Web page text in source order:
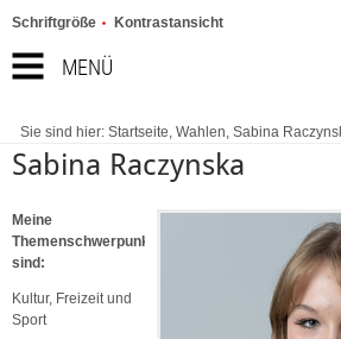
MENÜ
Schriftgröße Kontrastansicht
Sie sind hier: Startseite, Wahlen, Sabina
Sabina Raczynska
Meine
Themenschwerpunkte
sind:
Kultur, Freizeit und
Sport